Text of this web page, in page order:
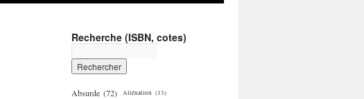
Recherche (ISBN, cotes)
Absurde (72) Aliénation (13)